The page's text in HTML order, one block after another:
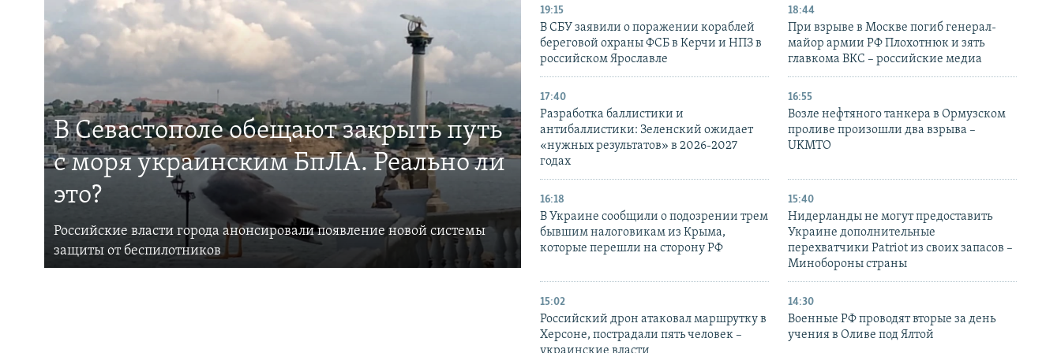
В Севастополе обещают закрыть путь
с моря украинским БпЛА. Реально ли
это?
Российские власти города анонсировали появление новой системы
защиты от беспилотников
19:15
В СБУ заявили о поражении кораблей
береговой охраны ФСБ в Керчи и НПЗ в
российском Ярославле
18:44
При взрыве в Москве погиб генерал-
майор армии РФ Плохотнюк и зять
главкома ВКС – российские медиа
17:40
Разработка баллистики и
антибаллистики: Зеленский ожидает
«нужных результатов» в 2026-2027
годах
16:55
Возле нефтяного танкера в Ормузском
проливе произошли два взрыва –
UKMTO
16:18
В Украине сообщили о подозрении трем
бывшим налоговикам из Крыма,
которые перешли на сторону РФ
15:40
Нидерланды не могут предоставить
Украине дополнительные
перехватчики Patriot из своих запасов –
Минобороны страны
15:02
Российский дрон атаковал маршрутку в
Херсоне, пострадали пять человек –
14:30
Военные РФ проводят вторые за день
учения в Оливе под Ялтой